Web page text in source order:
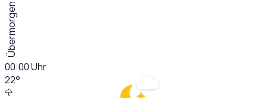
Übermorgen
00:00Uhr
22°